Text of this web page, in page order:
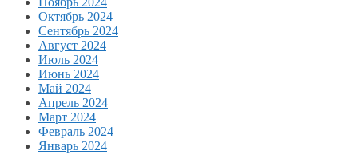
Октябрь 2024
Сентябрь 2024
Август 2024
Июль 2024
Июнь 2024
Май 2024
Апрель 2024
Март 2024
Февраль 2024
Январь 2024